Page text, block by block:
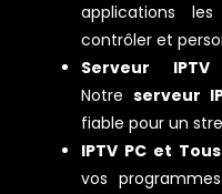
applications
contrôler et
Serveur
Notre serveur
fiable pour un
IPTV PC et
vos